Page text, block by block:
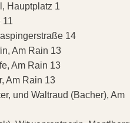
Hauptplatz 1
11
14
Am Rain 13
Am Rain 13
Am Rain 13
und Waltraud (Bacher), Am